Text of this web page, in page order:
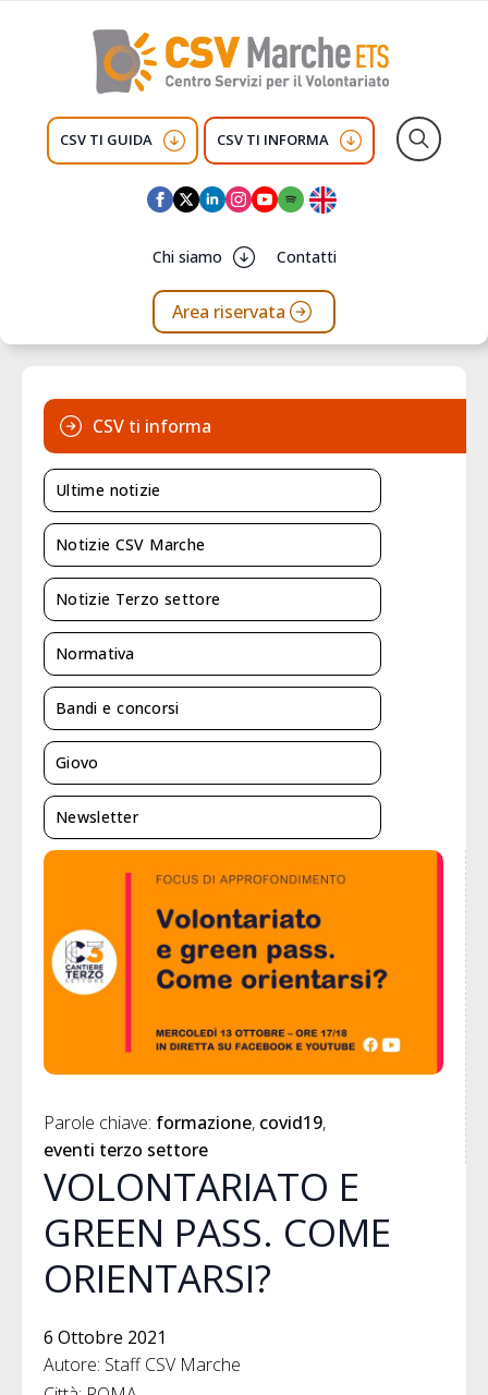
CSV TI GUIDA CSV TI INFORMA
Chi siamo Contatti
Area riservata
Parole chiave: formazione covid19
eventi terzo settore
VOLONTARIATO E
GREEN PASS. COME
ORIENTARSI?
6 Ottobre 2021
Autore: Staff CSV Marche
CSV ti informa
Ultime notizie
Notizie CSV Marche
Notizie Terzo settore
Normativa
Bandi e concorsi
Giovo
Newsletter